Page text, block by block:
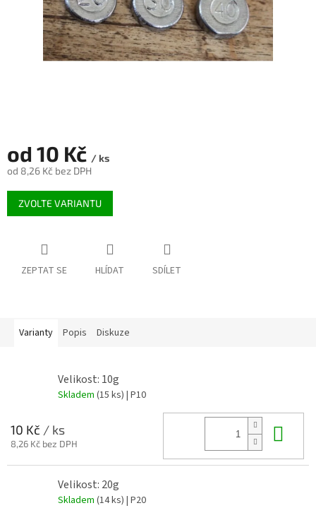
od 10 Kč / ks
od 8,26 Kč bez DPH
Měrná
cena:
ZVOLTE VARIANTU
ZEPTAT SE HLÍDAT SDÍLET
Varianty Popis Diskuze
Velikost: 10g
Skladem (15 ks) | P10
10 Kč / ks
8,26 Kč bez DPH
Velikost: 20g
Skladem (14 ks) | P20